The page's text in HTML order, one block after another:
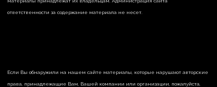
ответственности за содержание материала не несет.
Если Вы обнаружили на нашем сайте материалы, которые нарушают авторские
права, принадлежащие Вам, Вашей компании или организации, пожалуйста,